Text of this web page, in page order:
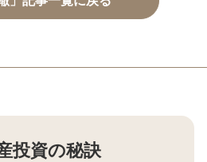
投資の秘訣